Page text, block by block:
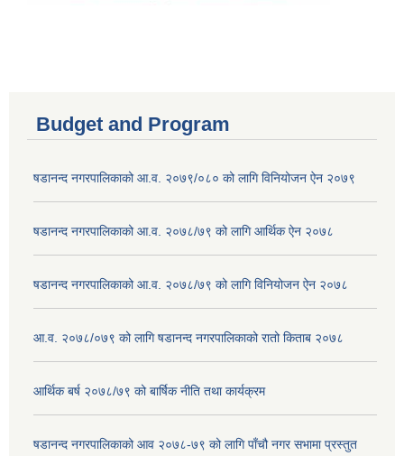
Budget and Program
षडानन्द नगरपालिकाको आ.व. २०७९/०८० को लागि विनियोजन ऐन २०७९
षडानन्द नगरपालिकाको आ.व. २०७८/७९ को लागि आर्थिक ऐन २०७८
षडानन्द नगरपालिकाको आ.व. २०७८/७९ को लागि विनियोजन ऐन २०७८
आ.व. २०७८/०७९ को लागि षडानन्द नगरपालिकाको रातो किताब २०७८
आर्थिक बर्ष २०७८/७९ को बार्षिक नीति तथा कार्यक्रम
षडानन्द नगरपालिकाको आव २०७८-७९ को लागि पाँचौ नगर सभामा प्रस्तुत